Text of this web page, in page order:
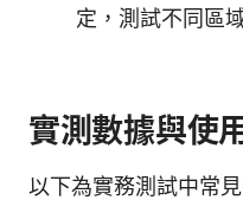
定，測試不同區
實測數據與使
以下為實務測試中常